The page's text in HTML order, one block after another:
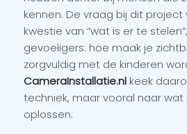
kennen. De vraag bij dit
kwestie van “wat is er te
gevoeligers: hoe maak je
zorgvuldig met de kinderen
CameraInstallatie.nl keek
techniek, maar vooral naar
oplossen.